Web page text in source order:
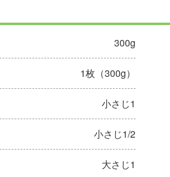
300g
1枚（300g）
小さじ1
小さじ1/2
大さじ1